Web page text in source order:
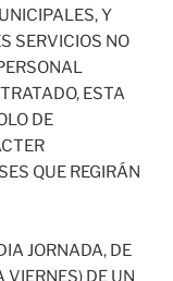
Y
SERVICIOS NO
ESTA
DE
QUE REGIRÁN
JORNADA, DE
DE UN